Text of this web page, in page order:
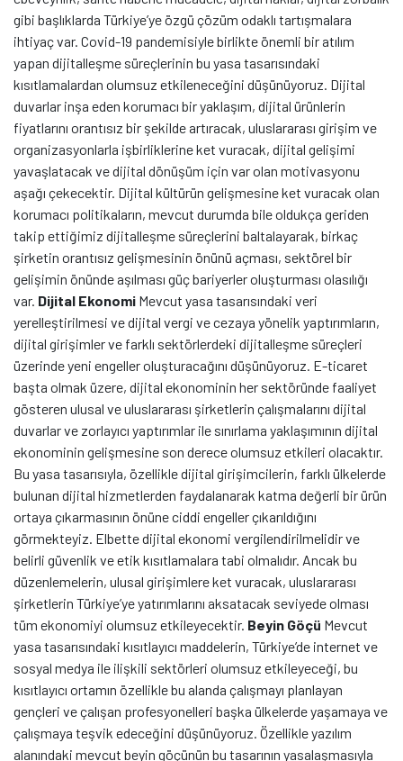
gibi başlıklarda Türkiye’ye özgü çözüm odaklı tartışmalara
ihtiyaç var. Covid-19 pandemisiyle birlikte önemli bir atılım
yapan dijitalleşme süreçlerinin bu yasa tasarısındaki
kısıtlamalardan olumsuz etkileneceğini düşünüyoruz. Dijital
duvarlar inşa eden korumacı bir yaklaşım, dijital ürünlerin
fiyatlarını orantısız bir şekilde artıracak, uluslararası girişim ve
organizasyonlarla işbirliklerine ket vuracak, dijital gelişimi
yavaşlatacak ve dijital dönüşüm için var olan motivasyonu
aşağı çekecektir. Dijital kültürün gelişmesine ket vuracak olan
korumacı politikaların, mevcut durumda bile oldukça geriden
takip ettiğimiz dijitalleşme süreçlerini baltalayarak, birkaç
şirketin orantısız gelişmesinin önünü açması, sektörel bir
gelişimin önünde aşılması güç bariyerler oluşturması olasılığı
var. Dijital Ekonomi Mevcut yasa tasarısındaki veri
yerelleştirilmesi ve dijital vergi ve cezaya yönelik yaptırımların,
dijital girişimler ve farklı sektörlerdeki dijitalleşme süreçleri
üzerinde yeni engeller oluşturacağını düşünüyoruz. E-ticaret
başta olmak üzere, dijital ekonominin her sektöründe faaliyet
gösteren ulusal ve uluslararası şirketlerin çalışmalarını dijital
duvarlar ve zorlayıcı yaptırımlar ile sınırlama yaklaşımının dijital
ekonominin gelişmesine son derece olumsuz etkileri olacaktır.
Bu yasa tasarısıyla, özellikle dijital girişimcilerin, farklı ülkelerde
bulunan dijital hizmetlerden faydalanarak katma değerli bir ürün
ortaya çıkarmasının önüne ciddi engeller çıkarıldığını
görmekteyiz. Elbette dijital ekonomi vergilendirilmelidir ve
belirli güvenlik ve etik kısıtlamalara tabi olmalıdır. Ancak bu
düzenlemelerin, ulusal girişimlere ket vuracak, uluslararası
şirketlerin Türkiye’ye yatırımlarını aksatacak seviyede olması
tüm ekonomiyi olumsuz etkileyecektir. Beyin Göçü Mevcut
yasa tasarısındaki kısıtlayıcı maddelerin, Türkiye’de internet ve
sosyal medya ile ilişkili sektörleri olumsuz etkileyeceği, bu
kısıtlayıcı ortamın özellikle bu alanda çalışmayı planlayan
gençleri ve çalışan profesyonelleri başka ülkelerde yaşamaya ve
çalışmaya teşvik edeceğini düşünüyoruz. Özellikle yazılım
alanındaki mevcut beyin göçünün bu tasarının yasalaşmasıyla